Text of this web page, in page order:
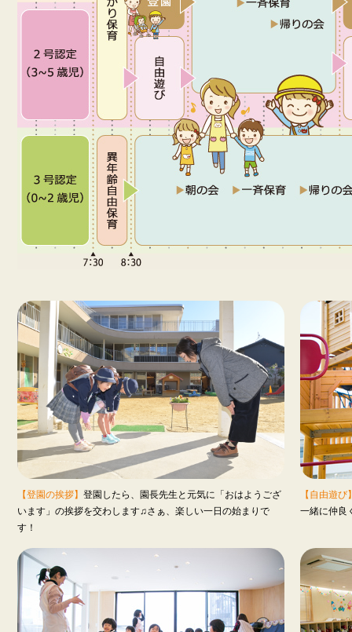
【登園の挨拶】 登園したら、園長先生と元気に「おはようござ
います」の挨拶を交わします♫さぁ、楽しい一日の始まりで
す！
【自由遊び
一緒に仲良